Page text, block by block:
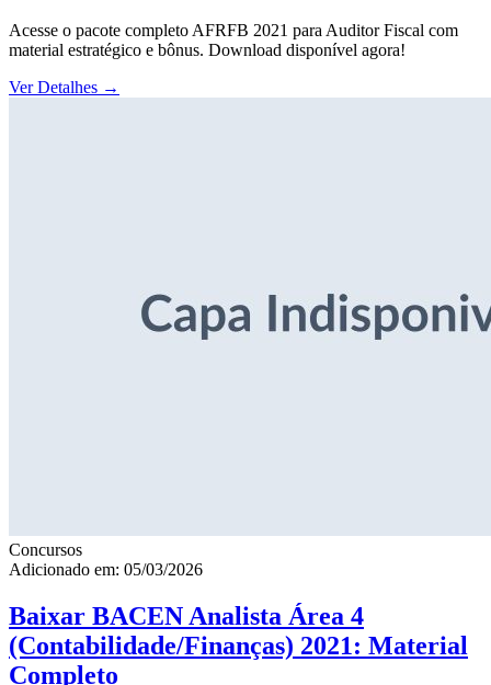
Acesse o pacote completo AFRFB 2021 para Auditor Fiscal com
material estratégico e bônus. Download disponível agora!
Ver Detalhes →
Concursos
Adicionado em: 05/03/2026
Baixar BACEN Analista Área 4
(Contabilidade/Finanças) 2021: Material
Completo